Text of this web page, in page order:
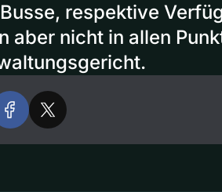
respektive
aber nicht in allen